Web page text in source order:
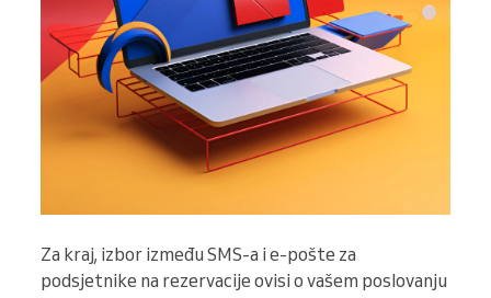
Za kraj, izbor između SMS-a i e-pošte za
podsjetnike na rezervacije ovisi o vašem poslovanju